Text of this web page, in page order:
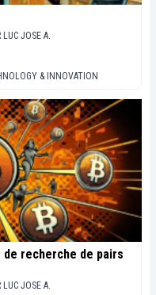
LUC JOSE A.
& INNOVATION
recherche de pairs
LUC JOSE A.